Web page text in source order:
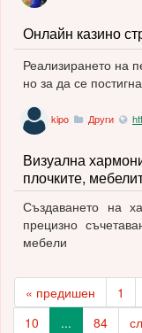
Онлайн казино
Реализирането на
но за да се
Визуална
плочките,
kipo Други
Създаването на
прецизно
мебели
« предишен 1
10
... 84